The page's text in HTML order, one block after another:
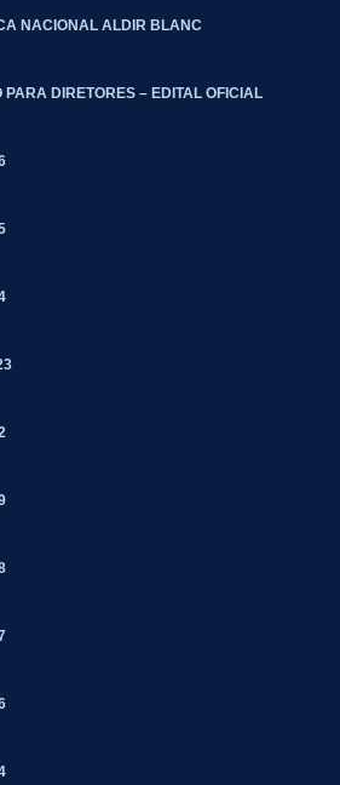
NACIONAL ALDIR BLANC
PARA DIRETORES – EDITAL OFICIAL